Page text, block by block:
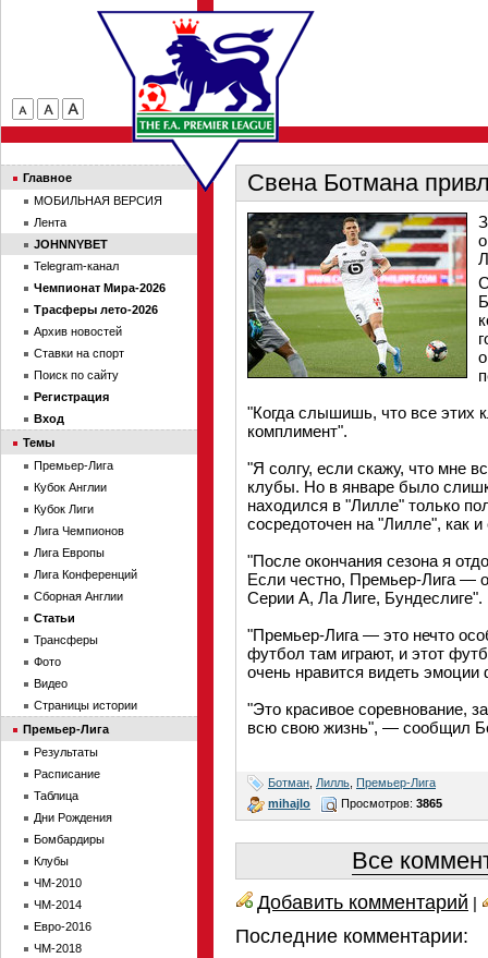
Свена Ботмана
"Когда слышишь, что все этих
комплимент".
"Я солгу, если скажу, что мне
клубы. Но в январе было
находился в "Лилле" только
сосредоточен на "Лилле", как и
"После окончания сезона я
Если честно, Премьер-Лига —
Серии А, Ла Лиге, Бундеслиге".
"Премьер-Лига — это нечто
футбол там играют, и этот
очень нравится видеть
"Это красивое соревнование,
всю свою жизнь", — сообщил
Ботман Лилль Премьер-Лига
mihajlo
Просмотров: 3865
Все
Добавить комментарий |
Последние комментарии:
Главное
МОБИЛЬНАЯ ВЕРСИЯ
Лента
JOHNNYBET
Telegram-канал
Чемпионат Мира-2026
Трасферы лето-2026
Архив новостей
Ставки на спорт
Поиск по сайту
Регистрация
Вход
Темы
Премьер-Лига
Кубок Англии
Кубок Лиги
Лига Чемпионов
Лига Европы
Лига Конференций
Сборная Англии
Статьи
Трансферы
Фото
Видео
Страницы истории
Премьер-Лига
Результаты
Расписание
Таблица
Дни Рождения
Бомбардиры
Клубы
ЧМ-2010
ЧМ-2014
Евро-2016
ЧМ-2018